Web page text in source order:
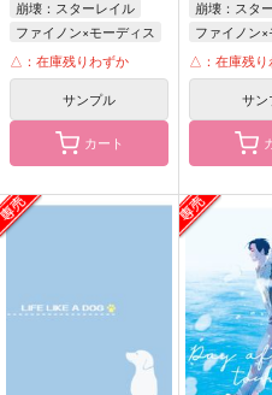
崩壊：スターレイル
ファイノン×モーディス
ファイノン
モーディス
△：在庫残りわずか
サンプル
カート
崩壊：スタ
ファイノン
モーディス
ファイノン
△：在庫残り
サン